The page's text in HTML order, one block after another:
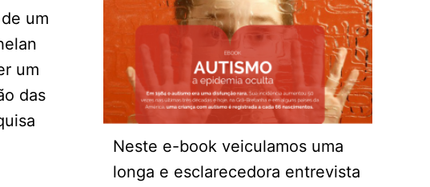
um
um
das
Neste e-book veiculamos uma
longa e esclarecedora entrevista